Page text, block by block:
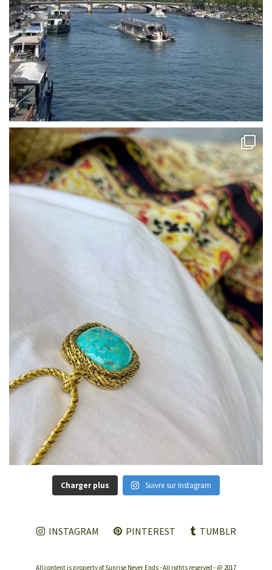
Charger plus Suivre sur Instagram
INSTAGRAM PINTEREST TUMBLR
All content is property of Sunrise Never Ends - All rights reserved - @ 2017